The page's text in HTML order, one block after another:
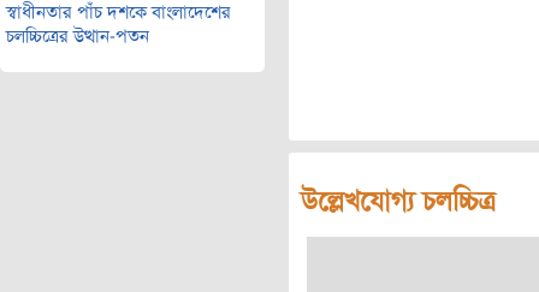
স্বাধীনতার পাঁচ দশকে বাংলাদেশের
চলচ্চিত্রের উত্থান-পতন
উল্লেখযোগ্য চলচ্চিত্র